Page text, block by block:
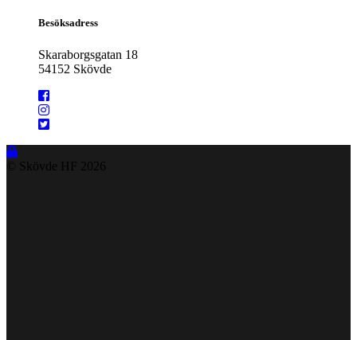
Besöksadress
Skaraborgsgatan 18
54152 Skövde
© Skövde HF 2026